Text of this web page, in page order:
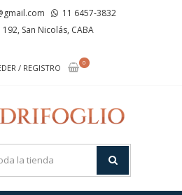
11 6457-3832
San Nicolás, CABA
/ REGISTRO
0